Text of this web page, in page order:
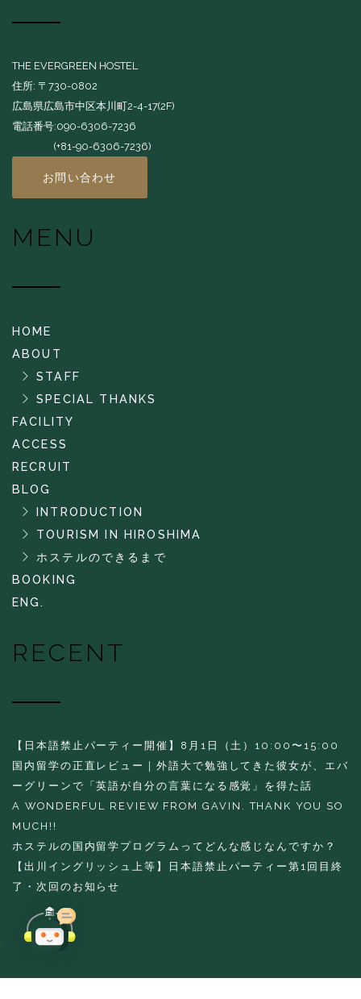
THE EVERGREEN HOSTEL
住所: 〒730-0802
広島県広島市中区本川町2-4-17(2F)
電話番号:090-6306-7236
(+81-90-6306-7236)
お問い合わせ
MENU
HOME
ABOUT
STAFF
SPECIAL THANKS
FACILITY
ACCESS
RECRUIT
BLOG
INTRODUCTION
TOURISM IN HIROSHIMA
ホステルのできるまで
BOOKING
ENG.
RECENT
【日本語禁止パーティー開催】8月1日（土）10:00〜15:00
国内留学の正直レビュー｜外語大で勉強してきた彼女が、エバ
ーグリーンで「英語が自分の言葉になる感覚」を得た話
A WONDERFUL REVIEW FROM GAVIN. THANK YOU SO
MUCH!!
ホステルの国内留学プログラムってどんな感じなんですか？
【出川イングリッシュ上等】日本語禁止パーティー第1回目終
了・次回のお知らせ